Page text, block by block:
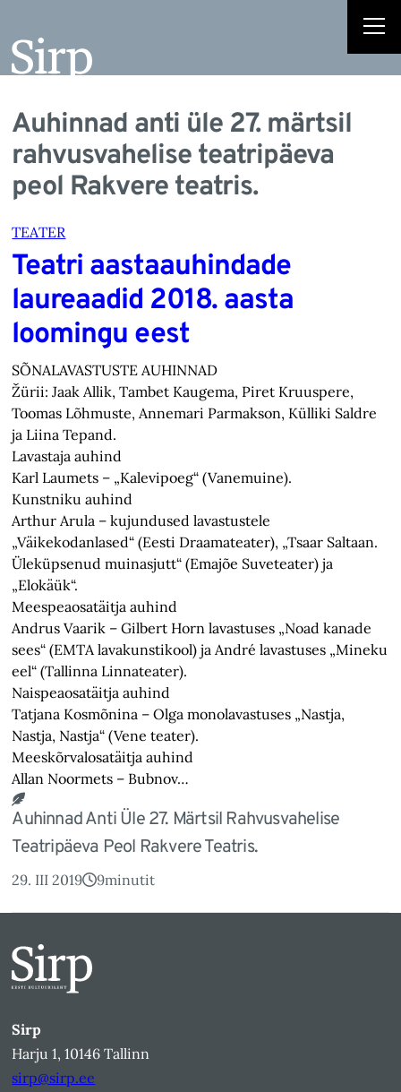
Auhinnad anti üle 27. märtsil
rahvusvahelise teatripäeva
peol Rakvere teatris.
TEATER
Teatri aastaauhindade
laureaadid 2018. aasta
loomingu eest
SÕNALAVASTUSTE AUHINNAD
Žürii: Jaak Allik, Tambet Kaugema, Piret Kruuspere,
Toomas Lõhmuste, Annemari Parmakson, Külliki Saldre
ja Liina Tepand.
Lavastaja auhind
Karl Laumets – „Kalevipoeg“ (Vanemuine).
Kunstniku auhind
Arthur Arula – kujundused lavastustele
„Väikekodanlased“ (Eesti Draamateater), „Tsaar Saltaan.
Üleküpsenud muinasjutt“ (Emajõe Suveteater) ja
„Elokäük“.
Meespeaosatäitja auhind
Andrus Vaarik – Gilbert Horn lavastuses „Noad kanade
sees“ (EMTA lavakunstikool) ja André lavastuses „Mineku
eel“ (Tallinna Linnateater).
Naispeaosatäitja auhind
Tatjana Kosmõnina – Olga monolavastuses „Nastja,
Nastja, Nastja“ (Vene teater).
Meeskõrvalosatäitja auhind
Allan Noormets – Bubnov…
Auhinnad Anti Üle 27. Märtsil Rahvusvahelise
Teatripäeva Peol Rakvere Teatris.
29. III 2019 9minutit
Sirp
Harju 1, 10146 Tallinn
sirp@sirp.ee